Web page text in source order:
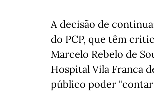
A decisão de
do PCP, que têm
Marcelo Rebelo de
Hospital Vila Franca
público poder "contar